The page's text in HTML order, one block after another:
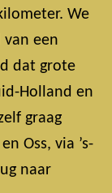
We
een
dat grote
Holland en
graag
Oss, via ’s-
naar